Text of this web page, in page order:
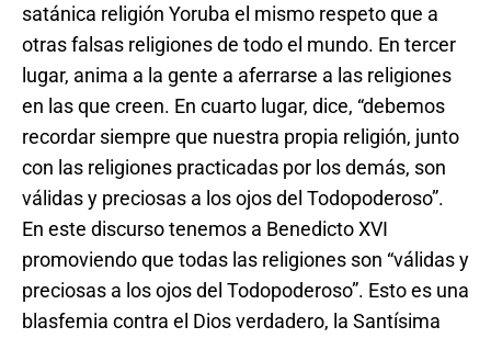
satánica religión Yoruba el mismo respeto que a
otras falsas religiones de todo el mundo. En tercer
lugar, anima a la gente a aferrarse a las religiones
en las que creen. En cuarto lugar, dice, “debemos
recordar siempre que nuestra propia religión, junto
con las religiones practicadas por los demás, son
válidas y preciosas a los ojos del Todopoderoso”.
En este discurso tenemos a Benedicto XVI
promoviendo que todas las religiones son “válidas y
preciosas a los ojos del Todopoderoso”. Esto es una
blasfemia contra el Dios verdadero, la Santísima